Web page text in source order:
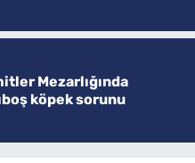
Mezarlığında
köpek sorunu